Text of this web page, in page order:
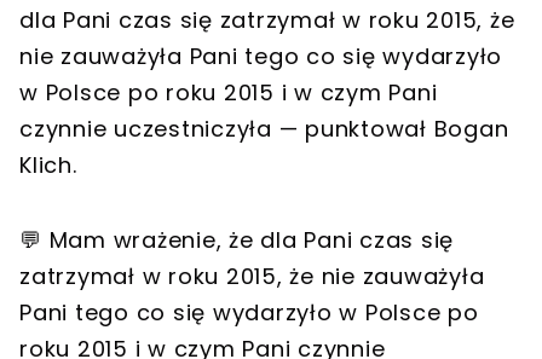
dla Pani czas się zatrzymał w roku 2015, że
nie zauważyła Pani tego co się wydarzyło
w Polsce po roku 2015 i w czym Pani
czynnie uczestniczyła — punktował Bogan
Klich.
💬 Mam wrażenie, że dla Pani czas się
zatrzymał w roku 2015, że nie zauważyła
Pani tego co się wydarzyło w Polsce po
roku 2015 i w czym Pani czynnie